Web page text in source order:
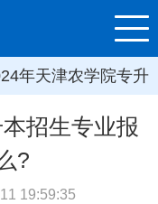
年天津农学院专升
招生专业报
?
19:59:35